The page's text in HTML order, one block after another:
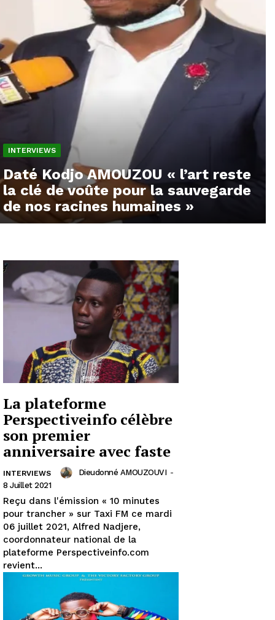
INTERVIEWS
Daté Kodjo AMOUZOU « l’art reste
la clé de voûte pour la sauvegarde
de nos racines humaines »
La plateforme
Perspectiveinfo célèbre
son premier
anniversaire avec faste
INTERVIEWS Dieudonné AMOUZOUVI -
8 Juillet 2021
Reçu dans l'émission « 10 minutes
pour trancher » sur Taxi FM ce mardi
06 juillet 2021, Alfred Nadjere,
coordonnateur national de la
plateforme Perspectiveinfo.com
revient...